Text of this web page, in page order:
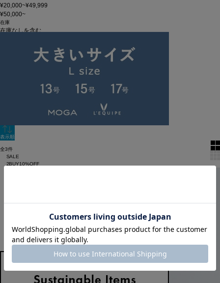
¥20,000~¥49,999
¥50,000~
在庫
在庫なしを含む
表示順
全3件
SALE
2BUY10%OFF